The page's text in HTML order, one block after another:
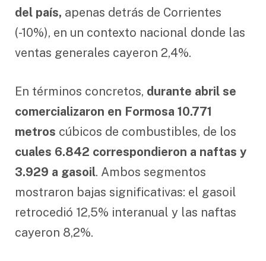
del país, apenas detrás de Corrientes
(-10%), en un contexto nacional donde las
ventas generales cayeron 2,4%.
En términos concretos, durante abril se
comercializaron en Formosa 10.771
metros cúbicos de combustibles, de los
cuales 6.842 correspondieron a naftas y
3.929 a gasoil. Ambos segmentos
mostraron bajas significativas: el gasoil
retrocedió 12,5% interanual y las naftas
cayeron 8,2%.